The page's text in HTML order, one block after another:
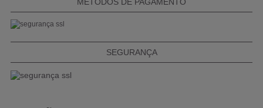
SEGURANÇA